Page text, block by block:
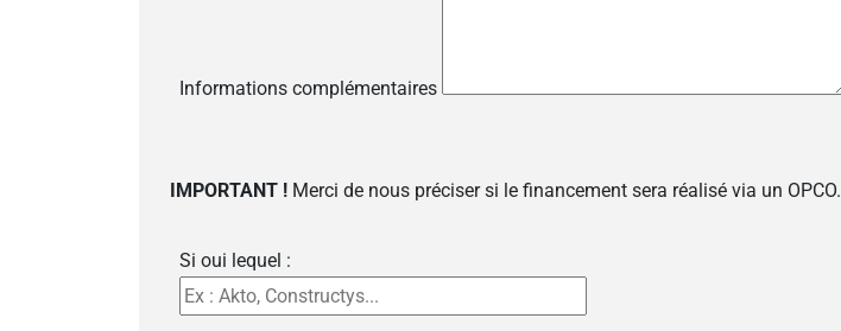
Informations complémentaires
IMPORTANT ! Merci de nous préciser si le financement sera réalisé via un OPCO.
Si oui lequel :